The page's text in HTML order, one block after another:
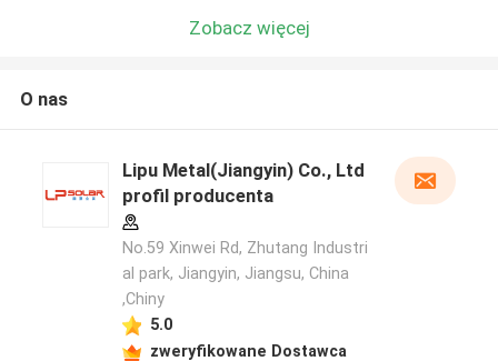
Zobacz więcej
O nas
Lipu Metal(Jiangyin) Co., Ltd
profil producenta
No.59 Xinwei Rd, Zhutang Industri
al park, Jiangyin, Jiangsu, China
,Chiny
5.0
zweryfikowane Dostawca